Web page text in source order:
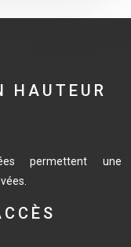
HAUTEUR
permettent une